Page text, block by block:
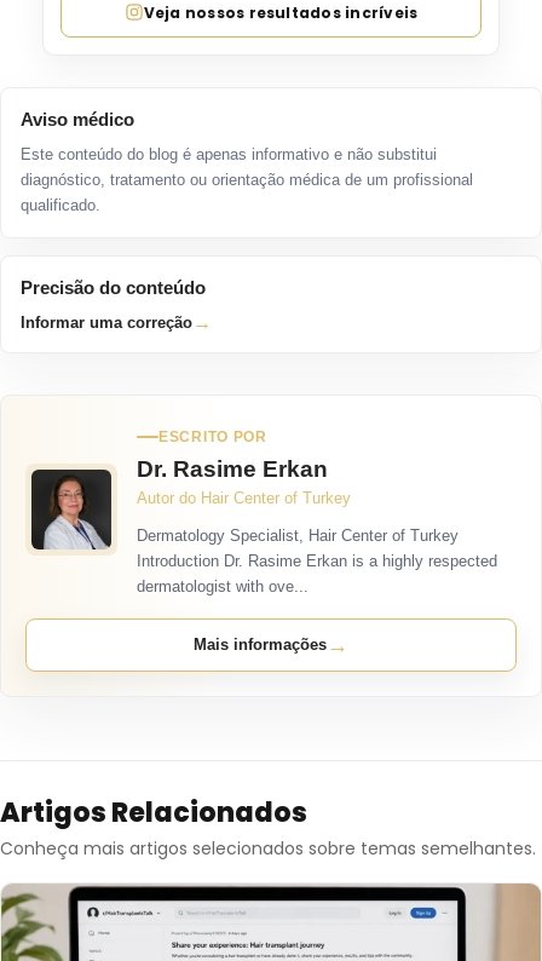
Veja nossos resultados incríveis
Aviso médico
Este conteúdo do blog é apenas informativo e não substitui
diagnóstico, tratamento ou orientação médica de um profissional
qualificado.
Precisão do conteúdo
Informar uma correção →
ESCRITO POR
Dr. Rasime Erkan
Autor do Hair Center of Turkey
Dermatology Specialist, Hair Center of Turkey
Introduction Dr. Rasime Erkan is a highly respected
dermatologist with ove...
Mais informações →
Artigos Relacionados
Conheça mais artigos selecionados sobre temas semelhantes.